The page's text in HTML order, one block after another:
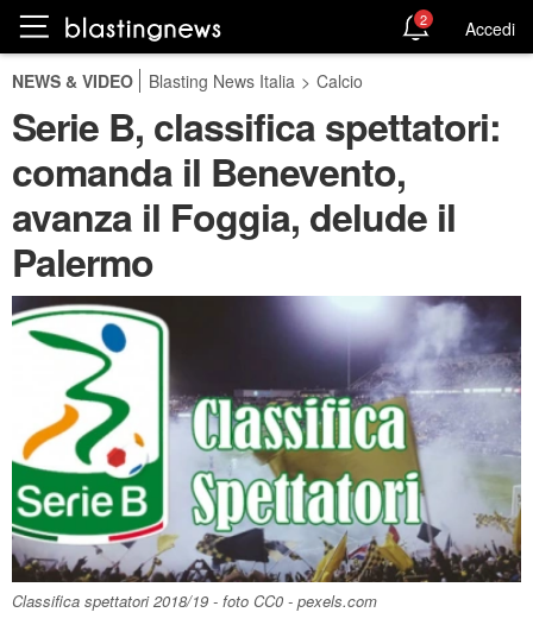
2 Accedi
NEWS & VIDEO Blasting News Italia > Calcio
Serie B, classifica spettatori:
comanda il Benevento,
avanza il Foggia, delude il
Palermo
Classifica spettatori 2018/19 - foto CC0 - pexels.com